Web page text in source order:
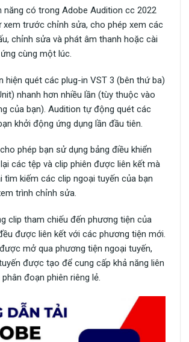
năng có trong Adobe Audition cc 2022
xem trước chỉnh sửa, cho phép xem các
chỉnh sửa và phát âm thanh hoặc cài
cùng một lúc.
hiện quét các plug-in VST 3 (bên thứ ba)
nhanh hơn nhiều lần (tùy thuộc vào
của bạn). Audition tự động quét các
khởi động ứng dụng lần đầu tiên.
phép bạn sử dụng bảng điều khiển
các tệp và clip phiên được liên kết mà
tìm kiếm các clip ngoại tuyến của bạn
trình chỉnh sửa.
clip tham chiếu đến phương tiện của
được liên kết với các phương tiện mới.
mở qua phương tiện ngoại tuyến,
được tạo để cung cấp khả năng liên
đoạn phiên riêng lẻ.